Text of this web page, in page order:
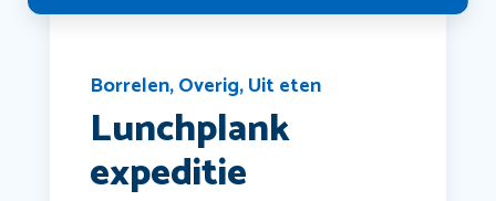
Borrelen,Overig,Uit eten
Lunchplank
expeditie